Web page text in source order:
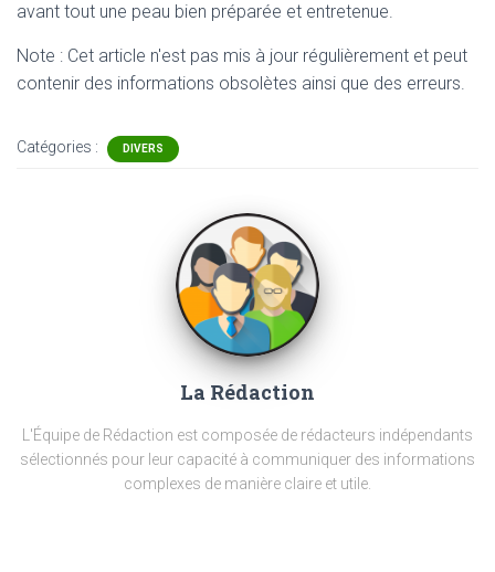
avant tout une peau bien préparée et entretenue.
Note : Cet article n'est pas mis à jour régulièrement et peut
contenir des informations obsolètes ainsi que des erreurs.
Catégories : DIVERS
La Rédaction
L'Équipe de Rédaction est composée de rédacteurs indépendants
sélectionnés pour leur capacité à communiquer des informations
complexes de manière claire et utile.